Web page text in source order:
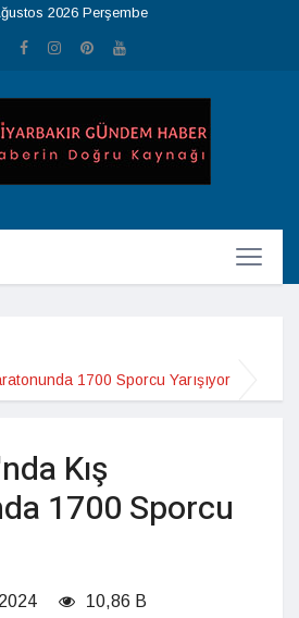
2026 Perşembe
1700 Sporcu Yarışıyor
Kış
1700 Sporcu
10,86 B